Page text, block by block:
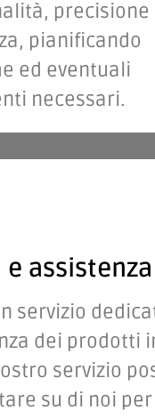
sul
la massima
precisione e
pianificando
ed eventuali
necessari.
assistenza
servizio
dei prodotti